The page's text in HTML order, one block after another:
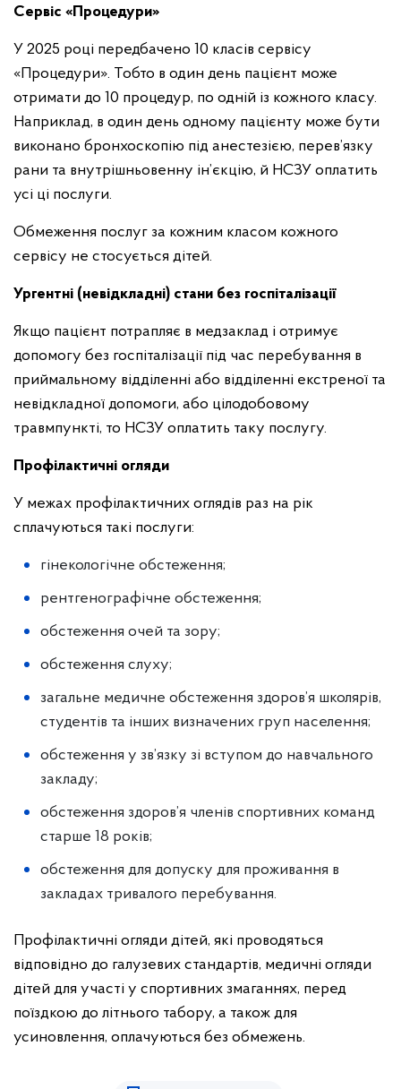
Сервіс «Процедури»
У 2025 році передбачено 10 класів сервісу
«Процедури». Тобто в один день пацієнт може
отримати до 10 процедур, по одній із кожного класу.
Наприклад, в один день одному пацієнту може бути
виконано бронхоскопію під анестезією, перев’язку
рани та внутрішньовенну ін’єкцію, й НСЗУ оплатить
усі ці послуги.
Обмеження послуг за кожним класом кожного
сервісу не стосується дітей.
Ургентні (невідкладні) стани без госпіталізації
Якщо пацієнт потрапляє в медзаклад і отримує
допомогу без госпіталізації під час перебування в
приймальному відділенні або відділенні екстреної та
невідкладної допомоги, або цілодобовому
травмпункті, то НСЗУ оплатить таку послугу.
Профілактичні огляди
У межах профілактичних оглядів раз на рік
сплачуються такі послуги:
гінекологічне обстеження;
рентгенографічне обстеження;
обстеження очей та зору;
обстеження слуху;
загальне медичне обстеження здоров’я школярів,
студентів та інших визначених груп населення;
обстеження у зв’язку зі вступом до навчального
закладу;
обстеження здоров’я членів спортивних команд
старше 18 років;
обстеження для допуску для проживання в
закладах тривалого перебування.
Профілактичні огляди дітей, які проводяться
відповідно до галузевих стандартів, медичні огляди
дітей для участі у спортивних змаганнях, перед
поїздкою до літнього табору, а також для
усиновлення, оплачуються без обмежень.